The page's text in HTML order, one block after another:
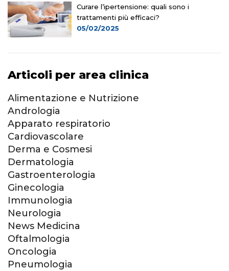
Curare l’ipertensione: quali sono i
trattamenti più efficaci?
05/02/2025
Articoli per area clinica
Alimentazione e Nutrizione
Andrologia
Apparato respiratorio
Cardiovascolare
Derma e Cosmesi
Dermatologia
Gastroenterologia
Ginecologia
Immunologia
Neurologia
News Medicina
Oftalmologia
Oncologia
Pneumologia